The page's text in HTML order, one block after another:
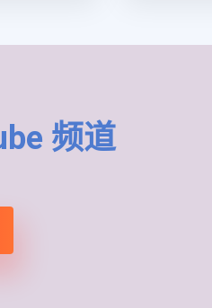
频道